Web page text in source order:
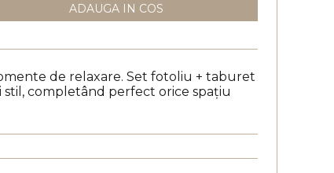
ADAUGA IN COS
de relaxare. Set fotoliu + taburet
completând perfect orice spațiu